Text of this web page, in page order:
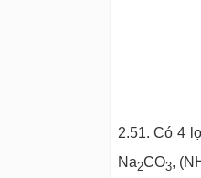
2.51. Có 4
Na2CO3,